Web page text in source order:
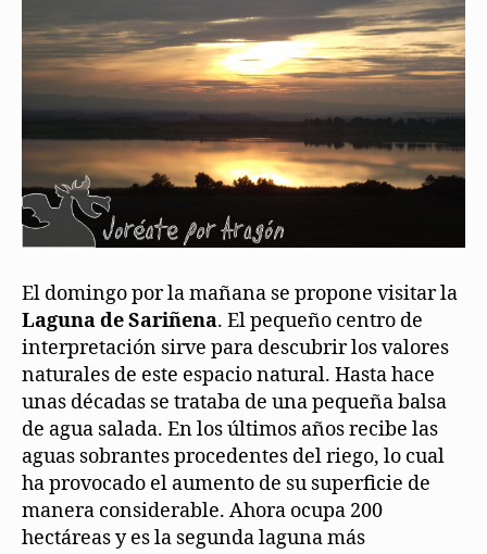
El domingo por la mañana se propone visitar la
Laguna de Sariñena. El pequeño centro de
interpretación sirve para descubrir los valores
naturales de este espacio natural. Hasta hace
unas décadas se trataba de una pequeña balsa
de agua salada. En los últimos años recibe las
aguas sobrantes procedentes del riego, lo cual
ha provocado el aumento de su superficie de
manera considerable. Ahora ocupa 200
hectáreas y es la segunda laguna más